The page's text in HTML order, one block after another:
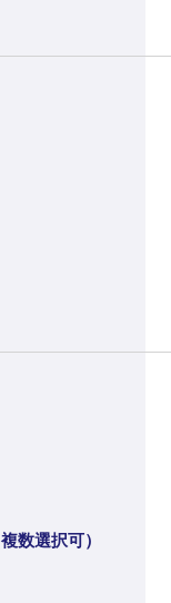
数選択可）